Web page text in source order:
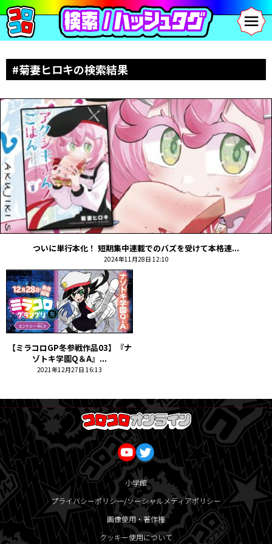
#菊妻ヒロキの検索結果
ついに単行本化！ 短期集中連載でのバズを受けて本格連...
2024年11月28日 12:10
【ミラコロGP冬参戦作品03】『ナ
ゾトキ学園Q＆A』...
2021年12月27日 16:13
小学館
プライバシーポリシー/ソーシャルメディアポリシー
画像使用・著作権
クッキー使用について